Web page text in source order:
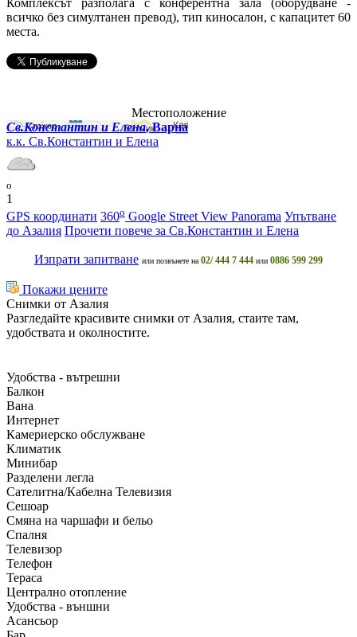
всичко без симултанен превод), тип киносалон, с капацитет 60
места.
Местоположение
Св.Константин и Елена, Варна
к.к. Св.Константин и Елена
o
1
GPS координати 360o Google Street View Panorama Упътване
до Азалия Прочети повече за Св.Константин и Елена
Изпрати запитване или позвънете на 02/ 444 7 444 или 0886 599 299
Покажи цените
Снимки от Азалия
Разгледайте красивите снимки от Азалия, стаите там,
удобствата и околностите.
Удобства - вътрешни
Балкон
Вана
Интернет
Камериерско обслужване
Климатик
Минибар
Разделени легла
Сателитна/Кабелна Телевизия
Сешоар
Смяна на чаршафи и бельо
Спалня
Телевизор
Телефон
Тераса
Централно отопление
Удобства - външни
Асансьор